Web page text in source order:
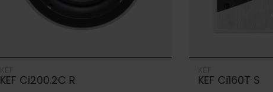
KEF
KEF Ci200.2C R
KEF
KEF Ci160T S